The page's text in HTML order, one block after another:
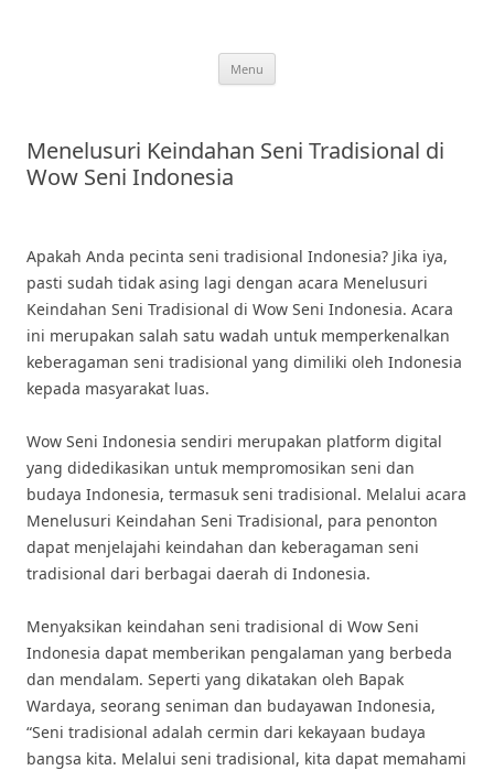
Menu
Menelusuri Keindahan Seni Tradisional di
Wow Seni Indonesia
Apakah Anda pecinta seni tradisional Indonesia? Jika iya,
pasti sudah tidak asing lagi dengan acara Menelusuri
Keindahan Seni Tradisional di Wow Seni Indonesia. Acara
ini merupakan salah satu wadah untuk memperkenalkan
keberagaman seni tradisional yang dimiliki oleh Indonesia
kepada masyarakat luas.
Wow Seni Indonesia sendiri merupakan platform digital
yang didedikasikan untuk mempromosikan seni dan
budaya Indonesia, termasuk seni tradisional. Melalui acara
Menelusuri Keindahan Seni Tradisional, para penonton
dapat menjelajahi keindahan dan keberagaman seni
tradisional dari berbagai daerah di Indonesia.
Menyaksikan keindahan seni tradisional di Wow Seni
Indonesia dapat memberikan pengalaman yang berbeda
dan mendalam. Seperti yang dikatakan oleh Bapak
Wardaya, seorang seniman dan budayawan Indonesia,
“Seni tradisional adalah cermin dari kekayaan budaya
bangsa kita. Melalui seni tradisional, kita dapat memahami